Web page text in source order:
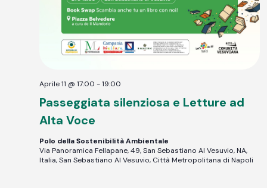
Passeggiata silenziosa e Letture ad
Alta Voce
Aprile 11 @ 17:00 -19:00
Polo della Sostenibilità Ambientale
Via Panoramica Fellapane, 49, San Sebastiano Al Vesuvio, NA,
Italia, San Sebastiano Al Vesuvio, Città Metropolitana di Napoli